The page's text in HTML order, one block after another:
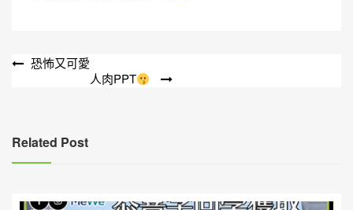
文
覽
恐怖又可愛
人肉PPT
Related Post